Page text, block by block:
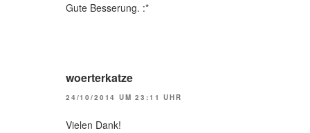
Gute Besserung. :*
woerterkatze
24/10/2014 UM 23:11 UHR
Vielen Dank!